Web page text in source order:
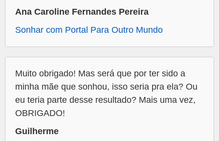
Ana Caroline Fernandes Pereira
Sonhar com Portal Para Outro Mundo
Muito obrigado! Mas será que por ter sido a
minha mãe que sonhou, isso seria pra ela? Ou
eu teria parte desse resultado? Mais uma vez,
OBRIGADO!
Guilherme